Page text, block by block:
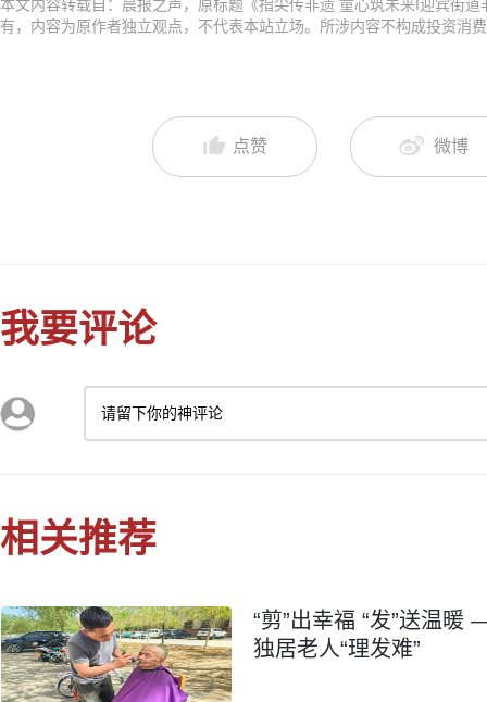
本文内容转载自：晨报之声，原标题《指尖传非遗 童心筑未来I迎宾街
有，内容为原作者独立观点，不代表本站立场。所涉内容不构成投资消
点赞 微博
我要评论
请留下你的神评论
相关推荐
“剪”出幸福 “发”送温
独居老人“理发难”